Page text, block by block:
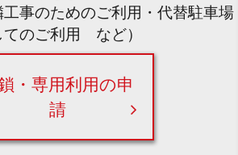
工事のためのご利用・代替駐車場
てのご利用 など）
・専用利用の申
請